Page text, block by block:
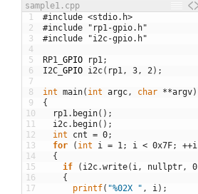
sample1.cpp
1
2
3
4
5
6
7
8
9
10
11
12
13
14
15
16
17
#include <stdio.h>
#include "rp1-gpio.h"
#include "i2c-gpio.h"
RP1 GPIO rp1;
I2C GPIO i2c( rp1, 3, 2) ;
int main( int argc, char **argv)
{
rp1. begin( ) ;
i2c. begin( ) ;
int
cnt = 0;
for
( int i = 1; i < 0x7F; ++i
{
if
( i2c.write( i, nullptr, 0
{
printf( "%02X " , i) ;